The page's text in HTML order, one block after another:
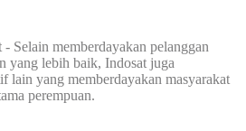
Selain memberdayakan pelanggan
yang lebih baik, Indosat juga
lain yang memberdayakan masyarakat
perempuan.